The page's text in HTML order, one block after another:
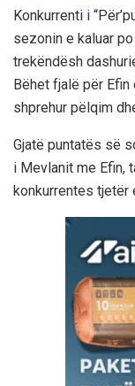
Konkurrenti i
sezonin e kaluar
trekëndësh
Bëhet fjalë për Efin
shprehur pëlqim
Gjatë puntatës së
i Mevlanit me Efin,
konkurrentes tjetër